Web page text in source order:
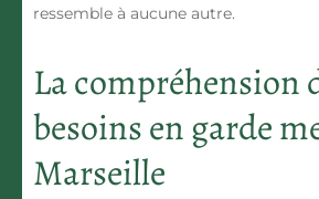
ressemble à aucune autre.
La compréhension
besoins en garde
Marseille